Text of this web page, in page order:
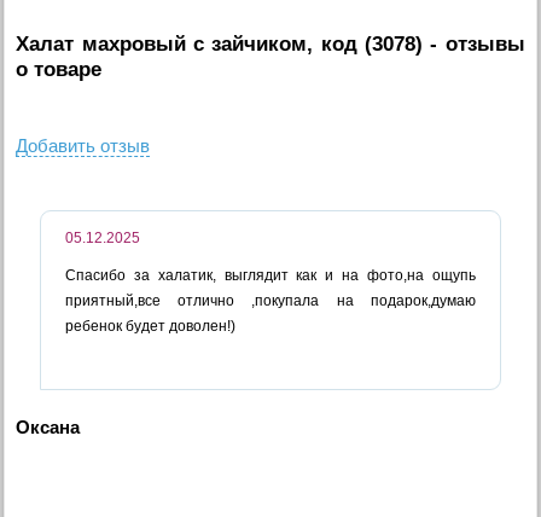
Халат махровый с зайчиком, код (3078) - отзывы
о товаре
Добавить отзыв
05.12.2025
Спасибо за халатик, выглядит как и на фото,на ощупь
приятный,все отлично ,покупала на подарок,думаю
ребенок будет доволен!)
Оксана